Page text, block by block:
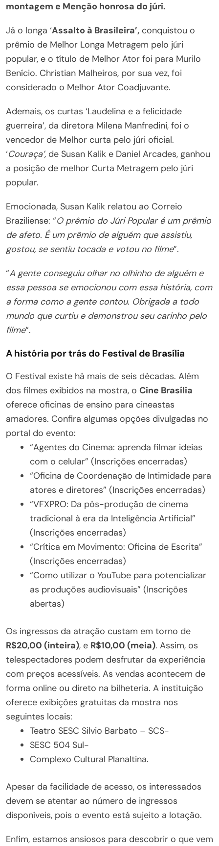
montagem e Menção honrosa do júri.
Já o longa ‘Assalto à Brasileira’, conquistou o
prêmio de Melhor Longa Metragem pelo júri
popular, e o título de Melhor Ator foi para Murilo
Benício. Christian Malheiros, por sua vez, foi
considerado o Melhor Ator Coadjuvante.
Ademais, os curtas ‘Laudelina e a felicidade
guerreira’, da diretora Milena Manfredini, foi o
vencedor de Melhor curta pelo júri oficial.
‘Couraça’, de Susan Kalik e Daniel Arcades, ganhou
a posição de melhor Curta Metragem pelo júri
popular.
Emocionada, Susan Kalik relatou ao Correio
Braziliense: “O prêmio do Júri Popular é um prêmio
de afeto. É um prêmio de alguém que assistiu,
gostou, se sentiu tocada e votou no filme”.
“A gente conseguiu olhar no olhinho de alguém e
essa pessoa se emocionou com essa história, com
a forma como a gente contou. Obrigada a todo
mundo que curtiu e demonstrou seu carinho pelo
filme“.
A história por trás do Festival de Brasília
O Festival existe há mais de seis décadas. Além
dos filmes exibidos na mostra, o Cine Brasília
oferece oficinas de ensino para cineastas
amadores. Confira algumas opções divulgadas no
portal do evento:
“Agentes do Cinema: aprenda filmar ideias
com o celular” (Inscrições encerradas)
“Oficina de Coordenação de Intimidade para
atores e diretores” (Inscrições encerradas)
“VFXPRO: Da pós-produção de cinema
tradicional à era da Inteligência Artificial”
(Inscrições encerradas)
“Crítica em Movimento: Oficina de Escrita”
(Inscrições encerradas)
“Como utilizar o YouTube para potencializar
as produções audiovisuais” (Inscrições
abertas)
Os ingressos da atração custam em torno de
R$20,00 (inteira), e R$10,00 (meia). Assim, os
telespectadores podem desfrutar da experiência
com preços acessíveis. As vendas acontecem de
forma online ou direto na bilheteria. A instituição
oferece exibições gratuitas da mostra nos
seguintes locais:
Teatro SESC Silvio Barbato – SCS-
SESC 504 Sul-
Complexo Cultural Planaltina.
Apesar da facilidade de acesso, os interessados
devem se atentar ao número de ingressos
disponíveis, pois o evento está sujeito a lotação.
Enfim, estamos ansiosos para descobrir o que vem